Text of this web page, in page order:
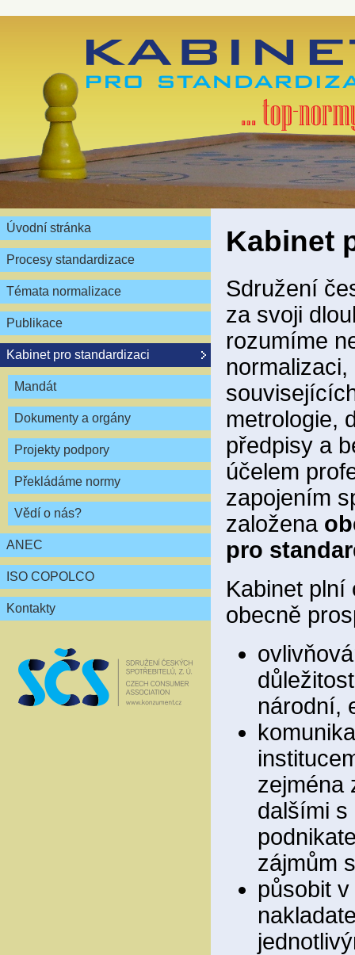
Úvodní stránka
Procesy standardizace
Témata normalizace
Publikace
Kabinet pro standardizaci
Mandát
Dokumenty a orgány
Projekty podpory
Překládáme normy
Vědí o nás?
ANEC
ISO COPOLCO
Kontakty
Kabinet
Sdružení
za svoji
rozumíme
metrologie,
předpisy a
účelem
zapojením
založena
pro
Kabinet plní
obecně
národní,
zejména
dalšími s
zájmům
působit